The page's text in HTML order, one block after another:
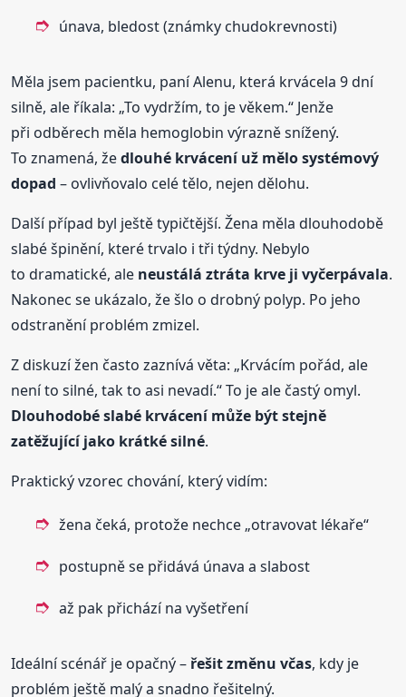
únava, bledost (známky chudokrevnosti)
Měla jsem pacientku, paní Alenu, která krvácela 9 dní
silně, ale říkala: „To vydržím, to je věkem.“ Jenže
při odběrech měla hemoglobin výrazně snížený.
To znamená, žedlouhé krvácení už mělo systémový
dopad – ovlivňovalo celé tělo, nejen dělohu.
Další případ byl ještě typičtější. Žena měla dlouhodobě
slabé špinění, které trvalo i tři týdny. Nebylo
to dramatické, ale neustálá ztráta krve ji vyčerpávala.
Nakonec se ukázalo, že šlo o drobný polyp. Po jeho
odstranění problém zmizel.
Z diskuzí žen často zaznívá věta: „Krvácím pořád, ale
není to silné, tak to asi nevadí.“ To je ale častý omyl.
Dlouhodobé slabé krvácení může být stejně
zatěžující jako krátké silné.
Praktický vzorec chování, který vidím:
žena čeká, protože nechce „otravovat lékaře“
postupně se přidává únava a slabost
až pak přichází na vyšetření
Ideální scénář je opačný –řešit změnu včas, kdy je
problém ještě malý a snadno řešitelný.